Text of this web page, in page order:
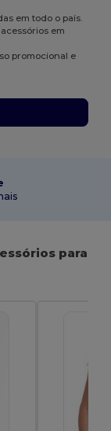
em todo o país.
em
promocional e
para